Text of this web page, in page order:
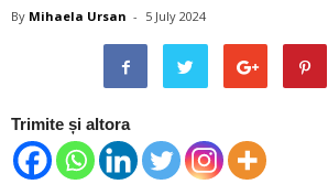
By Mihaela Ursan - 5 July 2024
Trimite și altora